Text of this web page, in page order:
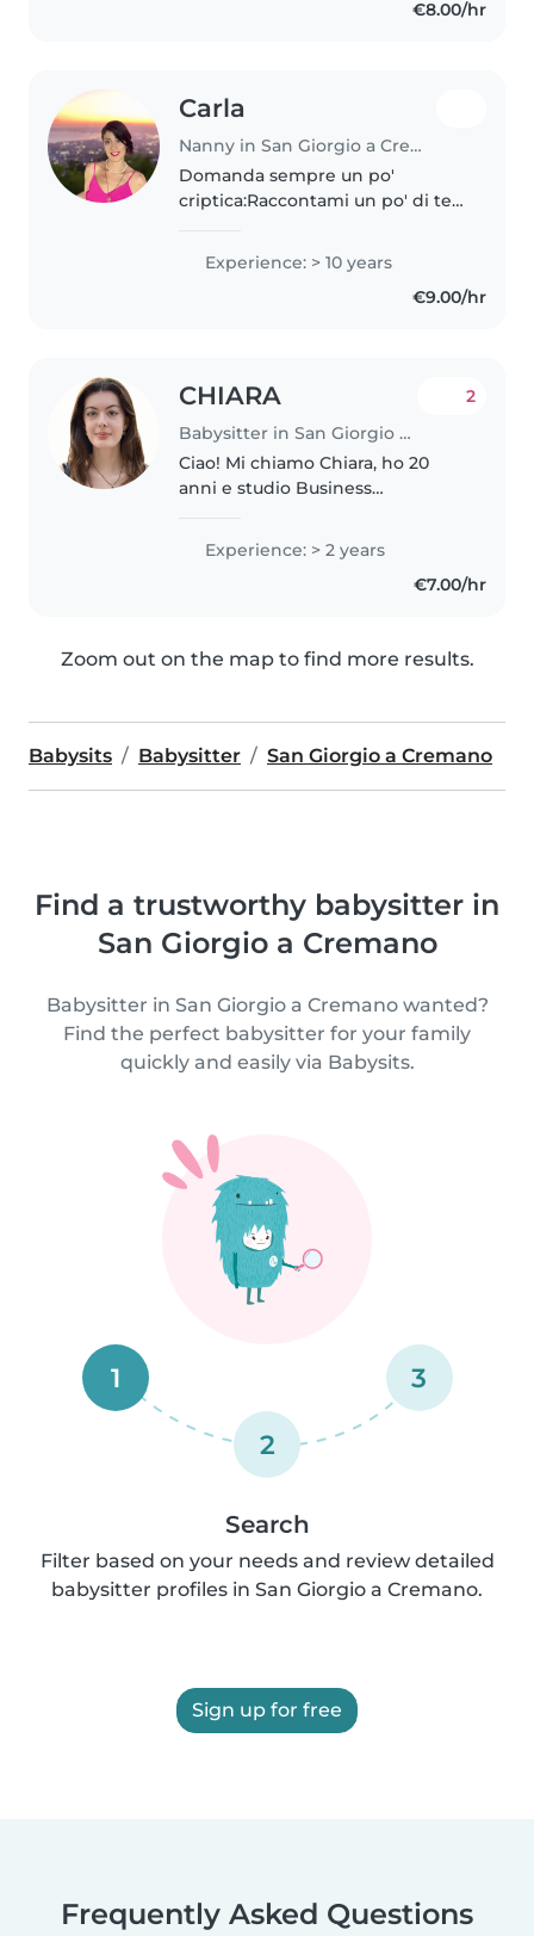
€8.00/hr
Carla
Nanny in San Giorgio a Cremano
Domanda sempre un po'
criptica:Raccontami un po' di te!
in quanto sono molto loquace.
Sono una donna di quaranta
anni. Ho due figli amorevoli e
Experience: > 10 years
€9.00/hr
CHIARA
Babysitter in San Giorgio a Cremano
2
Ciao! Mi chiamo Chiara, ho 20
anni e studio Business
piacerebbe offrire il mio aiuto
come babysitter. Ho già
esperienza con neonati, bambini
Experience: > 2 years
€7.00/hr
Zoom out on the map to find more results.
Babysits Babysitter San Giorgio a Cremano
Find a trustworthy babysitter in
San Giorgio a Cremano
Babysitter in San Giorgio a Cremano wanted?
Find the perfect babysitter for your family
quickly and easily via Babysits.
1
2
3
Search
Filter based on your needs and review detailed
babysitter profiles in San Giorgio a Cremano.
Sign up for free
Frequently Asked Questions